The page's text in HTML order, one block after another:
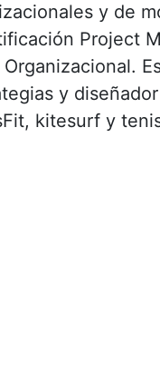
y de
Project
y
kitesurf y